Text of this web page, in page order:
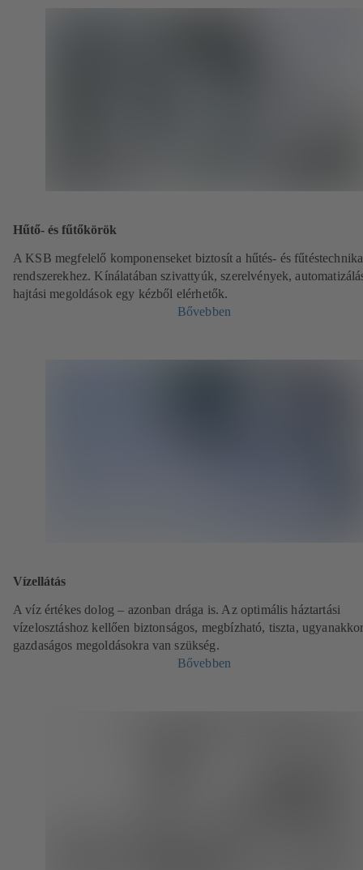
Hűtő- és fűtőkörök
A KSB megfelelő komponenseket biztosít a hűtés- és
rendszerekhez. Kínálatában szivattyúk, szerelvények,
hajtási megoldások egy kézből elérhetők.
Bővebben
Vízellátás
A víz értékes dolog – azonban drága is. Az optimális háztartási
vízelosztáshoz kellően biztonságos, megbízható, tiszta,
gazdaságos megoldásokra van szükség.
Bővebben